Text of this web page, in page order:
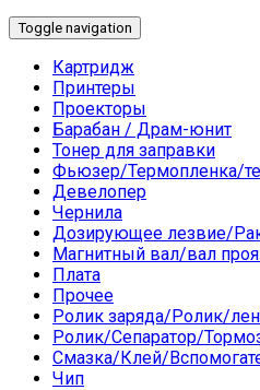
Toggle navigation
Картридж
Принтеры
Проекторы
Барабан / Драм-юнит
Тонер для заправки
Фьюзер/Термопленка/
Девелопер
Чернила
Дозирующее лезвие/
Магнитный вал/вал
Плата
Прочее
Ролик заряда/Ролик/
Ролик/Сепаратор/
Смазка/Клей/
Чип